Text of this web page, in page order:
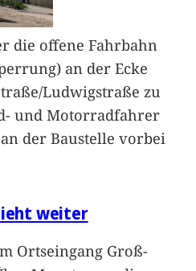
die offene Fahrbahn
an der Ecke
Ludwigstraße zu
und Motorradfahrer
der Baustelle vorbei
weiter
Ortseingang Groß-